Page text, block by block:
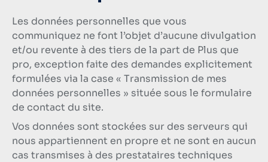
Les données personnelles que vous
communiquez ne font l’objet d’aucune divulgation
et/ou revente à des tiers de la part de Plus que
pro, exception faite des demandes explicitement
formulées via la case « Transmission de mes
données personnelles » située sous le formulaire
de contact du site.
Vos données sont stockées sur des serveurs qui
nous appartiennent en propre et ne sont en aucun
cas transmises à des prestataires techniques